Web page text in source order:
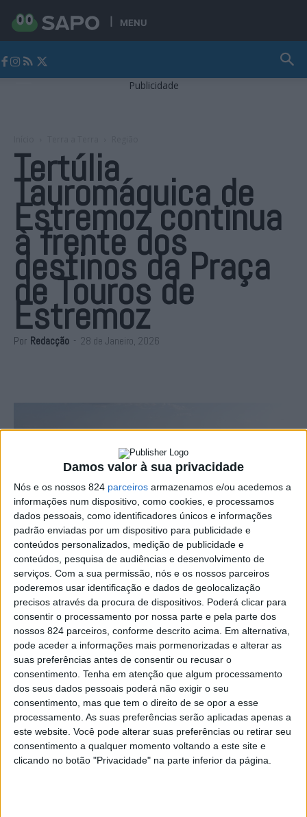
Damos valor à sua privacidade
Nós e os nossos 824 parceiros armazenamos e/ou acedemos a
informações num dispositivo, como cookies, e processamos
dados pessoais, como identificadores únicos e informações
padrão enviadas por um dispositivo para publicidade e
conteúdos personalizados, medição de publicidade e
conteúdos, pesquisa de audiências e desenvolvimento de
serviços. Com a sua permissão, nós e os nossos parceiros
poderemos usar identificação e dados de geolocalização
precisos através da procura de dispositivos. Poderá clicar para
consentir o processamento por nossa parte e pela parte dos
nossos 824 parceiros, conforme descrito acima. Em alternativa,
pode aceder a informações mais pormenorizadas e alterar as
suas preferências antes de consentir ou recusar o
consentimento. Tenha em atenção que algum processamento
dos seus dados pessoais poderá não exigir o seu
consentimento, mas que tem o direito de se opor a esse
processamento. As suas preferências serão aplicadas apenas a
este website. Você pode alterar suas preferências ou retirar seu
consentimento a qualquer momento voltando a este site e
clicando no botão "Privacidade" na parte inferior da página.
MENU
Publicidade
Tertúlia
Tauromáquica de
Estremoz continua
à frente dos
destinos da Praça
de Touros de
Estremoz
Por Redacção - 28 de Janeiro, 2026
Foi assinado esta quarta-feira, dia 28, no Salão Nobre
da Câmara Municipal de Estremoz, o contrato de
exploração da Praça de Touros de Estremoz.
O contrato, que vigorará até ao final de Janeiro de 2030,
foi assinado entre o Município de Estremoz,
representado pelo presidente da autarquia estremocense,
José Daniel Sadio, e a TTE – Tertúlia Tauromáquica de
Estremoz, representada pela presidente da Direcção,